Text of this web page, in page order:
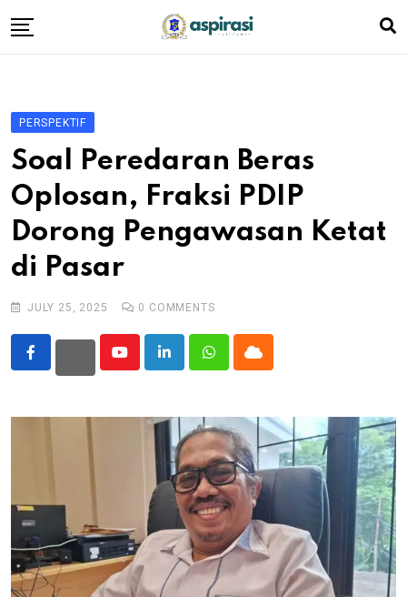
to
Berita
Komen Warga
Podcast
Tentang Kami
PERSPEKTIF
Soal Peredaran Beras
Oplosan, Fraksi PDIP
Dorong Pengawasan Ketat
di Pasar
JULY 25, 2025 0 COMMENTS
YoutubeLinkedInWhatsappCloud